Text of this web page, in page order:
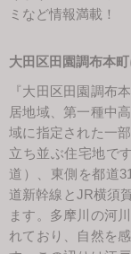
ミなど情報満載！
大田区田園調布本
『大田区田園調布
居地域、第一種中
域に指定された一
立ち並ぶ住宅地で
道）、東側を都道
道新幹線とJR横須
ます。多摩川の河
れており、自然を